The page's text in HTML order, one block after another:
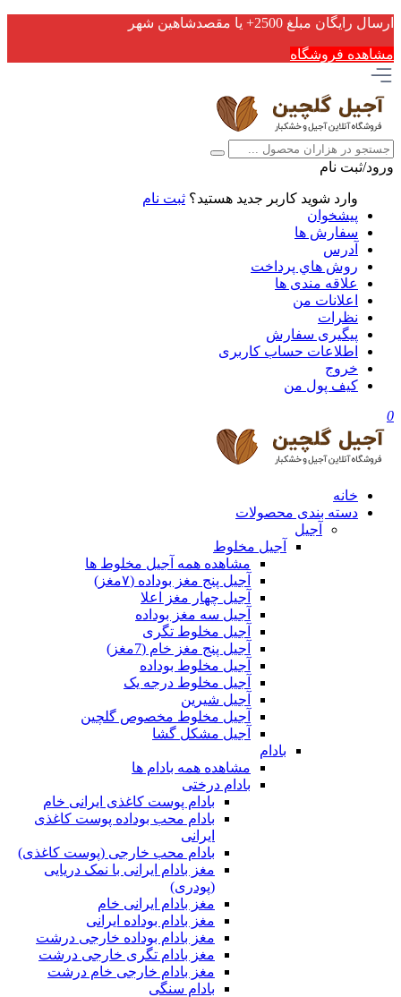
ارسال رایگان مبلغ 2500+ یا مقصدشاهین شهر
مشاهده فروشگاه
ورود/ثبت نام
وارد شوید کاربر جدید هستید؟ ثبت نام
پیشخوان
سفارش ها
آدرس
روش هاي پرداخت
علاقه مندی ها
اعلانات من
نظرات
پیگیری سفارش
اطلاعات حساب كاربری
خروج
کیف پول من
0
خانه
دسته بندی محصولات
آجیل
آجیل مخلوط
مشاهده همه آجیل مخلوط ها
آجیل پنج مغز بوداده (۷مغز)
آجیل چهار مغز اعلا
آجیل سه مغز بوداده
آجیل مخلوط تگری
آجیل پنج مغز خام (7مغز)
آجیل مخلوط بوداده
آجیل مخلوط درجه یک
آجیل شیرین
آجیل مخلوط مخصوص گلچین
آجیل مشکل گشا
بادام
مشاهده همه بادام ها
بادام درختی
بادام پوست کاغذی ایرانی خام
بادام محب بوداده پوست کاغذی
ایرانی
بادام محب خارجی (پوست کاغذی)
مغز بادام ایرانی با نمک دریایی
(پودری)
مغز بادام ایرانی خام
مغز بادام بوداده ایرانی
مغز بادام بوداده خارجی درشت
مغز بادام تگری خارجی درشت
مغز بادام خارجی خام درشت
بادام سنگی